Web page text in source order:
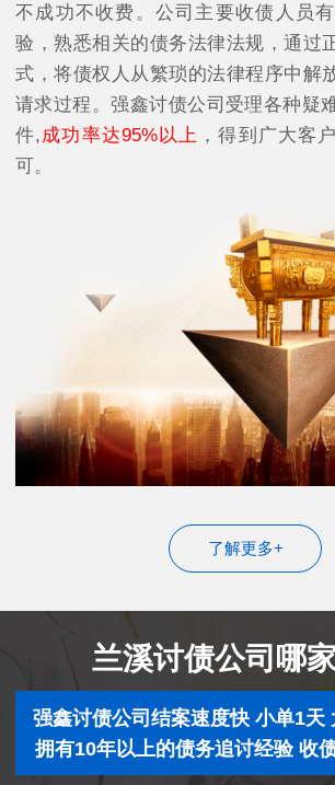
不成功不收费。公司主要收债人员
验，熟悉相关的债务法律法规，通过
式，将债权人从繁琐的法律程序中解
请求过程。强鑫讨债公司受理各种疑
件, 成功率达95%以上 ，得到广大客
可。
了解更多+
兰溪讨债公司哪
强鑫讨债公司结案速度快 小单1天
拥有10年以上的债务追讨经验 收